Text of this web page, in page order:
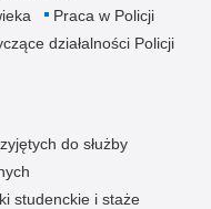
Praca w Policji
działalności Policji
do służby
studenckie i staże